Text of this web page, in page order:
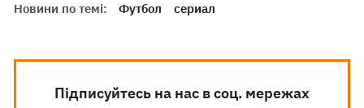
Новини по темі: Футбол сериал
Підписуйтесь на нас в соц. мережах